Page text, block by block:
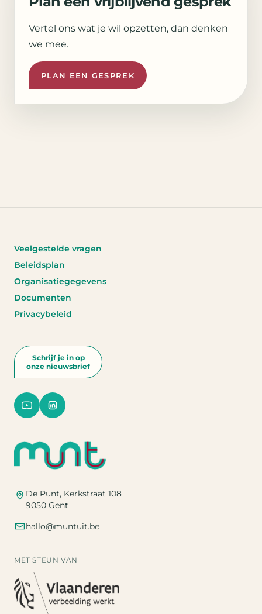
Vertel ons wat je wil opzetten, dan denken
we mee.
PLAN EEN GESPREK
De Punt, Kerkstraat 108
9050 Gent
hallo@muntuit.be
Schrijf je in op
onze nieuwsbrief
Veelgestelde vragen
Beleidsplan
Organisatiegegevens
Documenten
Privacybeleid
MET STEUN VAN